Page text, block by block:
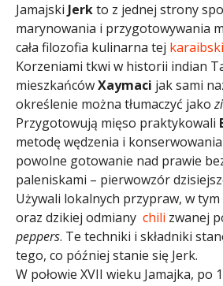
Jamajski Jerkto z jednej strony
marynowania i przygotowywania
cała filozofia kulinarna tej
Korzeniami tkwi w historii indian
mieszkańcówXaymaci jak sami
określenie można tłumaczyć jako
Przygotowują mięso praktykowali
metodę wędzenia i
powolne gotowanie nad prawie
paleniskami – pierwowzór
Używali lokalnych przypraw, w tym
oraz dzikiej odmiany chili zwanej
peppers. Te techniki i składniki
tego, co później stanie się Jerk.
W połowie XVII wieku Jamajka, po